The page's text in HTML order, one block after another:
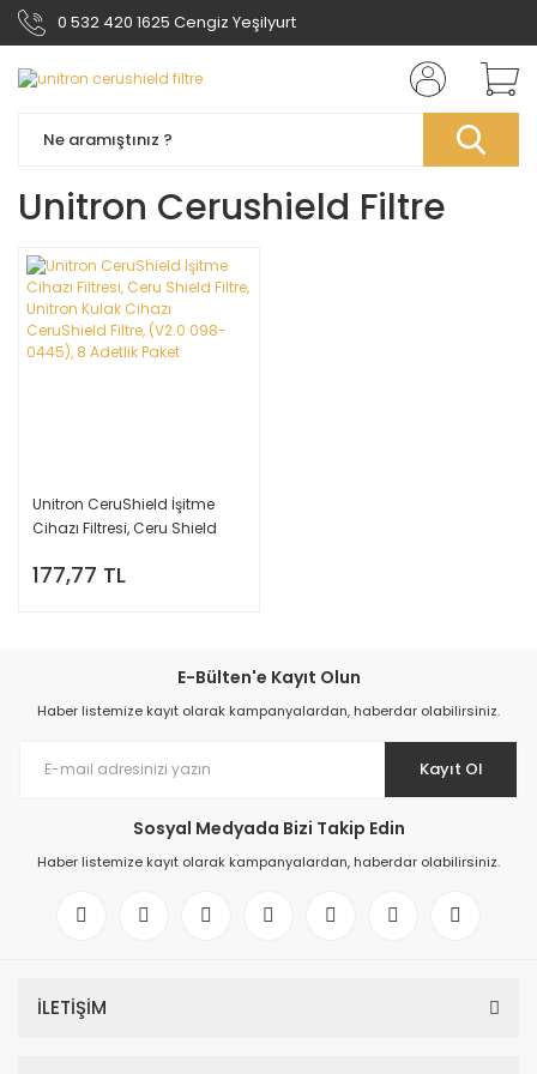
0 532 420 1625 Cengiz Yeşilyurt
Unitron Cerushield Filtre
Unitron CeruShield İşitme
Cihazı Filtresi, Ceru Shield
CeruShield Filtre, (V2.0 098-
177,77 TL
E-Bülten'e Kayıt Olun
Haber listemize kayıt olarak kampanyalardan, haberdar olabilirsiniz.
Kayıt Ol
Sosyal Medyada Bizi Takip Edin
Haber listemize kayıt olarak kampanyalardan, haberdar olabilirsiniz.
İLETİŞİM